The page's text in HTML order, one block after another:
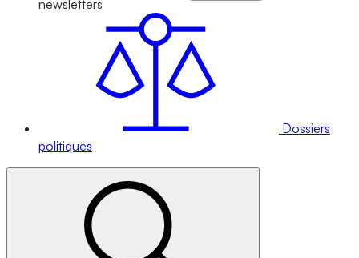
newsletters
Dossiers
politiques